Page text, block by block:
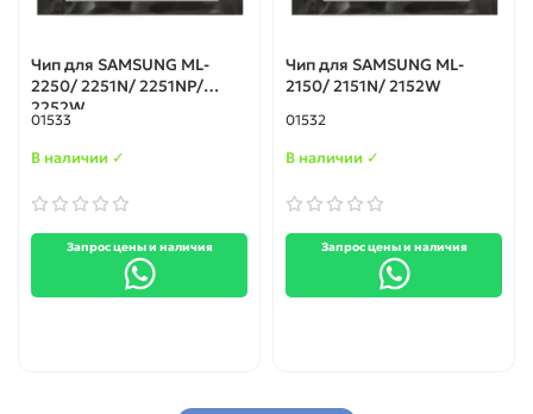
Чип для SAMSUNG ML-
2250/ 2251N/ 2251NP/
2252W
01533
В наличии ✓
Запрос цены и наличия
Чип для SAMSUNG ML-
2150/ 2151N/ 2152W
01532
В наличии ✓
Запрос цены и наличия